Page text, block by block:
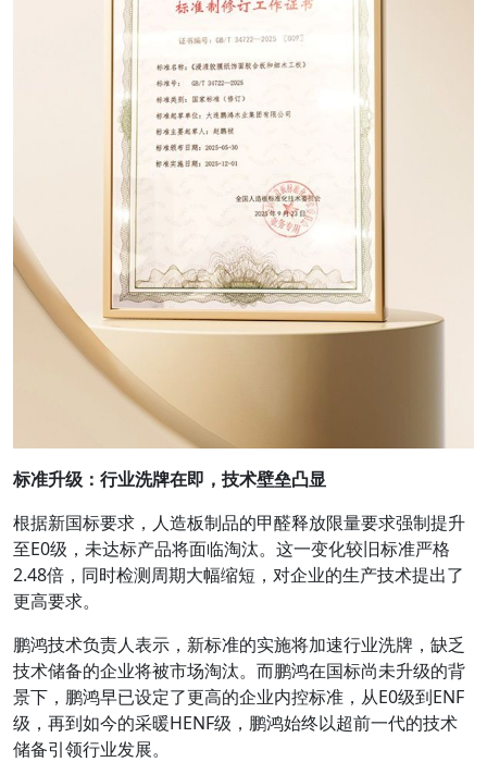
标准升级：行业洗牌在即，技术壁垒凸显
根据新国标要求，人造板制品的甲醛释放限量要求强制提升
至E0级，未达标产品将面临淘汰。这一变化较旧标准严格
2.48倍，同时检测周期大幅缩短，对企业的生产技术提出了
更高要求。
鹏鸿技术负责人表示，新标准的实施将加速行业洗牌，缺乏
技术储备的企业将被市场淘汰。而鹏鸿在国标尚未升级的背
景下，鹏鸿早已设定了更高的企业内控标准，从E0级到ENF
级，再到如今的采暖HENF级，鹏鸿始终以超前一代的技术
储备引领行业发展。